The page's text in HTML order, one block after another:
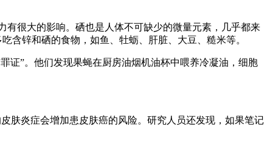
很大的影响。硒也是人体不可缺少的微量元素，几乎都来
含锌和硒的食物，如鱼、牡蛎、肝脏、大豆、糙米等。
”。他们发现果蝇在厨房油烟机油杯中喂养冷凝油，细胞
炎症会增加患皮肤癌的风险。研究人员还发现，如果笔记